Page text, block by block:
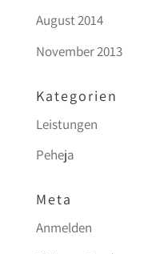
August 2014
November 2013
Kategorien
Leistungen
Peheja
Meta
Anmelden